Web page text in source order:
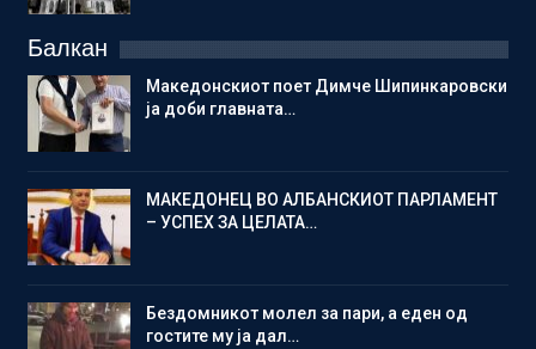
Балкан
Македонскиот поет Димче Шипинкаровски
ја доби главната…
МАКЕДОНЕЦ ВО АЛБАНСКИОТ ПАРЛАМЕНТ
– УСПЕХ ЗА ЦЕЛАТА…
Бездомникот молел за пари, а еден од
гостите му ја дал…